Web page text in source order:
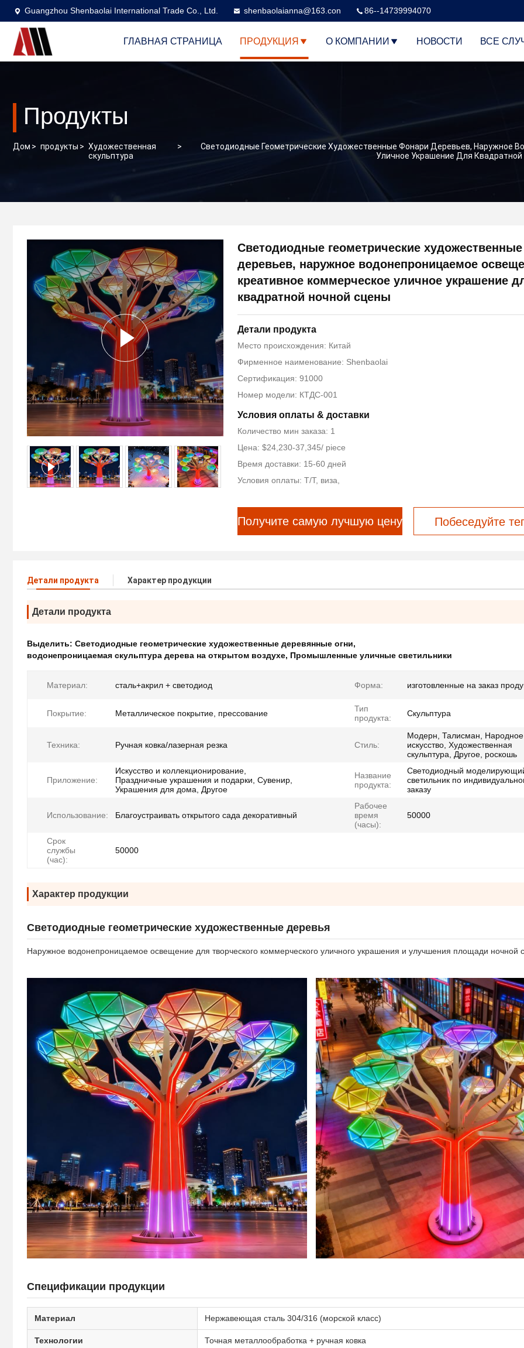
Guangzhou Shenbaolai International Trade Co., Ltd. shenbaolaianna@163.con 86--14739994070
ГЛАВНАЯ СТРАНИЦА ПРОДУКЦИЯ О КОМПАНИИ НОВОСТИ ВСЕ
Продукты
Дом > продукты > Художественная
скульптура
>
Светодиодные Геометрические Художественные Фонари Деревьев, Наружное
Уличное Украшение Для
Светодиодные геометрические
деревьев, наружное водонепроницаемое
креативное коммерческое уличное украшение
квадратной ночной сцены
Детали продукта
Место происхождения: Китай
Фирменное наименование: Shenbaolai
Сертификация: 91000
Номер модели: КТДС-001
Условия оплаты & доставки
Количество мин заказа: 1
Цена: $24,230-37,345/ piece
Время доставки: 15-60 дней
Условия оплаты: Т/Т, виза,
Получите самую лучшую цену Побеседуйте
Детали продукта Характер продукции
Детали продукта
Выделить: Светодиодные геометрические художественные деревянные огни,
водонепроницаемая скульптура дерева на открытом воздухе, Промышленные уличные светильники
Материал: сталь+акрил + светодиод Форма: изготовленные на заказ
Покрытие: Металлическое покрытие, прессование
Тип
продукта:
Скульптура
Техника: Ручная ковка/лазерная резка Стиль:
Модерн, Талисман, Народное
искусство, Художественная
скульптура, Другое, роскошь
Приложение:
Искусство и коллекционирование,
Праздничные украшения и подарки, Сувенир,
Украшения для дома, Другое
Название
продукта:
Светодиодный
светильник по
заказу
Использование: Благоустраивать открытого сада декоративный
Рабочее
время
(часы):
50000
Срок
службы
(час):
50000
Характер продукции
Светодиодные геометрические художественные деревья
Наружное водонепроницаемое освещение для творческого коммерческого уличного украшения и улучшения площади ночной
Спецификации продукции
Материал Нержавеющая сталь 304/316 (морской класс)
Технологии Точная металлообработка + ручная ковка